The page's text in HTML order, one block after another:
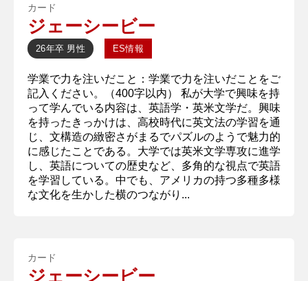
カード
ジェーシービー
26年卒 男性 ES情報
学業で力を注いだこと：学業で力を注いだことをご
記入ください。（400字以内） 私が大学で興味を持
って学んでいる内容は、英語学・英米文学だ。興味
を持ったきっかけは、高校時代に英文法の学習を通
じ、文構造の緻密さがまるでパズルのようで魅力的
に感じたことである。大学では英米文学専攻に進学
し、英語についての歴史など、多角的な視点で英語
を学習している。中でも、アメリカの持つ多種多様
な文化を生かした横のつながり...
カード
ジェーシービー